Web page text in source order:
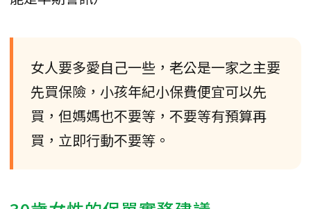
女人要多愛自己一些，老公是一家之主要
先買保險，小孩年紀小保費便宜可以先
買，但媽媽也不要等，不要等有預算再
買，立即行動不要等。